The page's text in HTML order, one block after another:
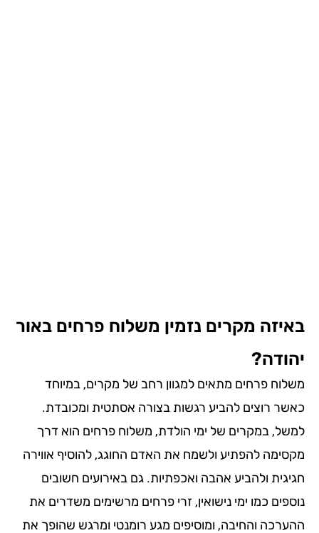
מקרים נזמין משלוח פרחים באור
פרחים מתאים למגוון רחב של מקרים, במיוחד
רוצים להביע רגשות בצורה אסתטית ומכובדת.
במקרים של ימי הולדת, משלוח פרחים הוא דרך
להפתיע ולשמח את האדם החוגג, להוסיף אווירה
ולהביע אהבה ואכפתיות. גם באירועים חשובים
כמו ימי נישואין, זרי פרחים מרשימים משדרים את
והחיבה, ומוסיפים מגע רומנטי ומרגש שהופך את